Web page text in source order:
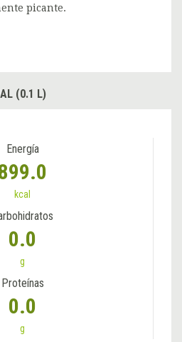
picante.
(0.1 L)
Energía
kcal
0.0
g
Proteínas
0.0
g